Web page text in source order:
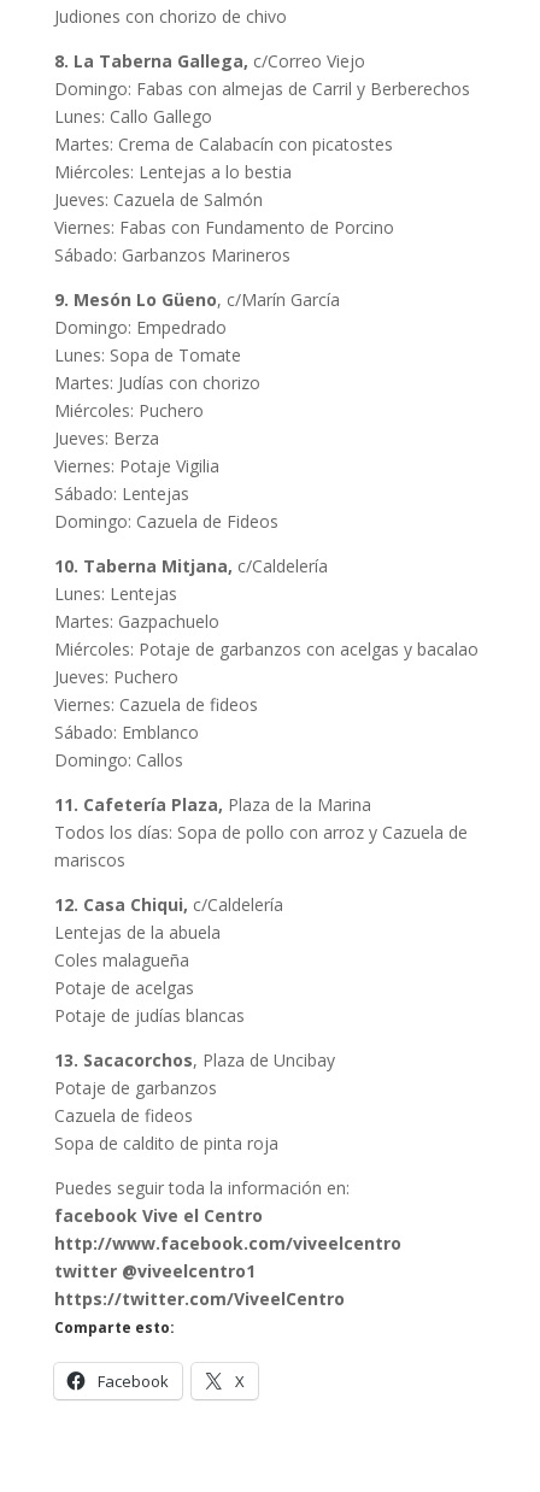
Judiones con chorizo de chivo
8. La Taberna Gallega, c/Correo Viejo
Domingo: Fabas con almejas de Carril y Berberechos
Lunes: Callo Gallego
Martes: Crema de Calabacín con picatostes
Miércoles: Lentejas a lo bestia
Jueves: Cazuela de Salmón
Viernes: Fabas con Fundamento de Porcino
Sábado: Garbanzos Marineros
9. Mesón Lo Güeno, c/Marín García
Domingo: Empedrado
Lunes: Sopa de Tomate
Martes: Judías con chorizo
Miércoles: Puchero
Jueves: Berza
Viernes: Potaje Vigilia
Sábado: Lentejas
Domingo: Cazuela de Fideos
10. Taberna Mitjana, c/Caldelería
Lunes: Lentejas
Martes: Gazpachuelo
Miércoles: Potaje de garbanzos con acelgas y bacalao
Jueves: Puchero
Viernes: Cazuela de fideos
Sábado: Emblanco
Domingo: Callos
11. Cafetería Plaza, Plaza de la Marina
Todos los días: Sopa de pollo con arroz y Cazuela de
mariscos
12. Casa Chiqui, c/Caldelería
Lentejas de la abuela
Coles malagueña
Potaje de acelgas
Potaje de judías blancas
13. Sacacorchos, Plaza de Uncibay
Potaje de garbanzos
Cazuela de fideos
Sopa de caldito de pinta roja
Puedes seguir toda la información en:
facebook Vive el Centro
http://www.facebook.com/viveelcentro
twitter @viveelcentro1
https://twitter.com/ViveelCentro
Comparte esto:
Facebook X